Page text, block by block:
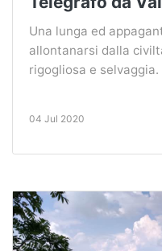
Una lunga ed
allontanarsi dalla
rigogliosa e selvaggia.
04 Jul 2020